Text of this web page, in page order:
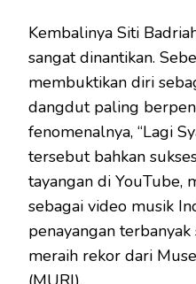
Kembalinya Siti
sangat dinantikan.
membuktikan diri
dangdut paling
fenomenalnya, “Lagi
tersebut bahkan
tayangan di YouTube,
sebagai video musik
penayangan
meraih rekor dari